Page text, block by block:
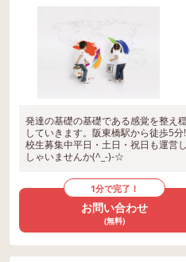
発達の基礎の基礎である感覚を整え
していきます。阪東橋駅から徒歩5
校生募集中平日・土日・祝日も運営
しゃいませんか(^_-)-☆
1分で完了！
お問い合わせ
(無料)